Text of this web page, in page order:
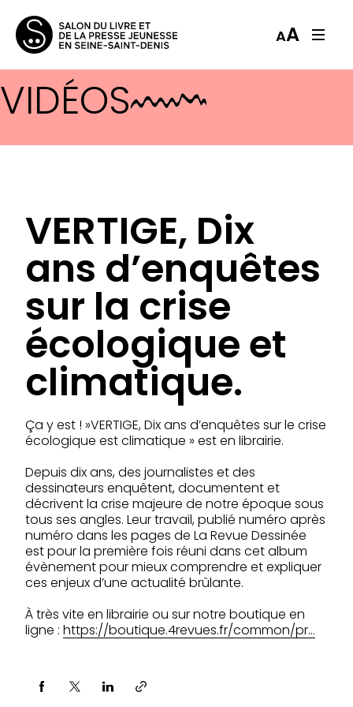
AA
VIDÉOS
VERTIGE, Dix
ans d’enquêtes
sur la crise
écologique et
climatique.
Ça y est ! »VERTIGE, Dix ans d’enquêtes sur le crise
écologique est climatique » est en librairie.
Depuis dix ans, des journalistes et des
dessinateurs enquêtent, documentent et
décrivent la crise majeure de notre époque sous
tous ses angles. Leur travail, publié numéro après
numéro dans les pages de La Revue Dessinée
est pour la première fois réuni dans cet album
évènement pour mieux comprendre et expliquer
ces enjeux d’une actualité brûlante.
À très vite en librairie ou sur notre boutique en
ligne : https://boutique.4revues.fr/common/pr…
Partager via